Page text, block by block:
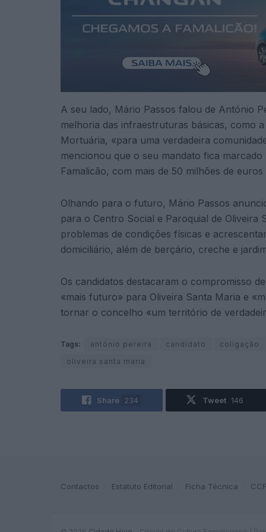
A seu lado, Mário Passos falou de António
melhoria das infraestruturas básicas, como
Mortuária, «para uma verdadeira
mencionou que o seu mandato fica
Famalicão, com mais de 50 milhões de
Olhando para o futuro, Mário Passos
para o Centro Social e Paroquial de
problemas de condições físicas e
domiciliário, além de berçário, creche e
Os candidatos destacaram o compromisso
«mais futuro» para Oliveira Santa Maria e
tornar o concelho «um território de
Tags: antónio pereira candidato coligação
oliveira santa maria
Share 234 Tweet 146
Contactos Estatuto Editorial Ficha Técnica CCF